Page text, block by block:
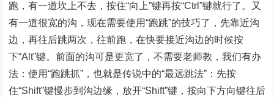
跑，有一道坎上不去，按住“向上”键再按“Ctrl”键就行了。又
有一道很宽的沟，现在需要使用“跑跳”的技巧了，先靠近沟
边，再往后跳两次，往前跑，在快要接近沟边的时候按
下“Alt”键。前面的沟可是更宽了，不需要老师教，我们有办
法：使用“跑跳抓”，也就是传说中的“最远跳法”：先按
住“Shift”键慢步到沟边缘，放开“Shift”键，按向下方向键往后